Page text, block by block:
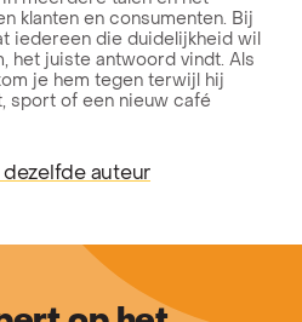
klanten en consumenten. Bij
iedereen die duidelijkheid wil
het juiste antwoord vindt. Als
je hem tegen terwijl hij
sport of een nieuw café
dezelfde auteur